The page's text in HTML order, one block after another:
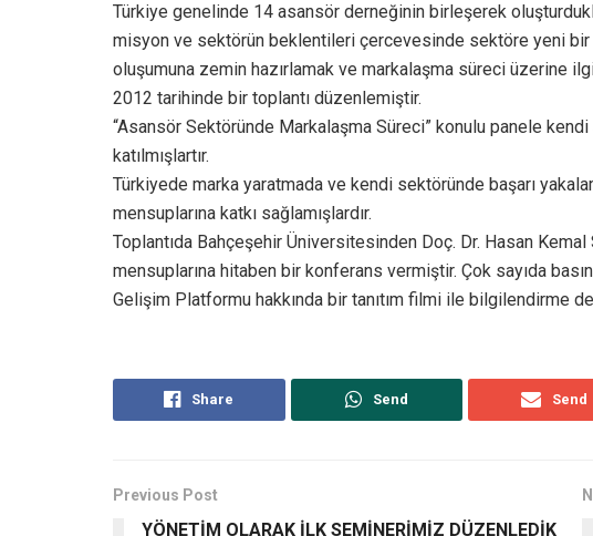
Türkiye genelinde 14 asansör derneğinin birleşerek
misyon ve sektörün beklentileri çercevesinde sektöre yeni bir
oluşumuna zemin hazırlamak ve markalaşma süreci üzerine
2012 tarihinde bir toplantı düzenlemiştir.
“Asansör Sektöründe Markalaşma Süreci” konulu panele
katılmışlartır.
Türkiyede marka yaratmada ve kendi sektöründe başarı
mensuplarına katkı sağlamışlardır.
Toplantıda Bahçeşehir Üniversitesinden Doç. Dr. Hasan
mensuplarına hitaben bir konferans vermiştir. Çok sayıda
Gelişim Platformu hakkında bir tanıtım filmi ile bilgilendirme de
Share Send Send
Previous Post
YÖNETİM OLARAK İLK SEMİNERİMİZ DÜZENLEDİK